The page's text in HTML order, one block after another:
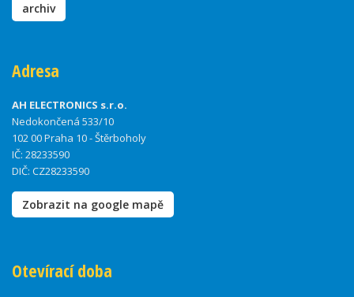
archiv
Adresa
AH ELECTRONICS s.r.o.
Nedokončená 533/10
102 00 Praha 10 - Štěrboholy
IČ: 28233590
DIČ: CZ28233590
Zobrazit na google mapě
Otevírací doba